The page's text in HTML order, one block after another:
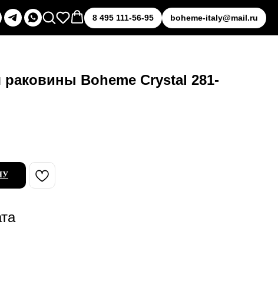
8 495 111-56-95 boheme-italy@mail.ru
Boheme Crystal 281-